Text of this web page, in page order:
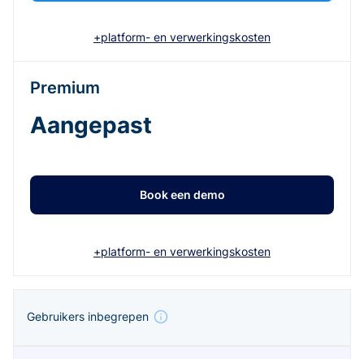
+platform- en verwerkingskosten
Premium
Aangepast
Book een demo
+platform- en verwerkingskosten
Gebruikers inbegrepen